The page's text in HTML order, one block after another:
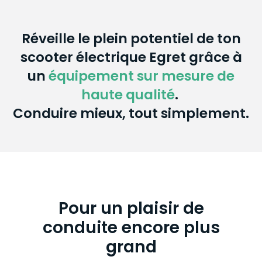
Réveille le plein potentiel de ton
scooter électrique Egret grâce à
unéquipement sur mesure de
haute qualité.
Conduire mieux, tout simplement.
Pour un plaisir de
conduite encore plus
grand